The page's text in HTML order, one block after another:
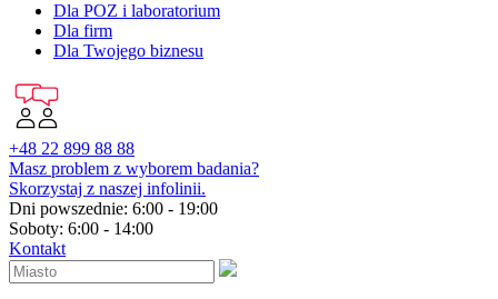
Dla POZ i laboratorium
Dla firm
Dla Twojego biznesu
+48 22 899 88 88
Masz problem z wyborem badania?
Skorzystaj z naszej infolinii.
Dni powszednie: 6:00 - 19:00
Soboty: 6:00 - 14:00
Kontakt